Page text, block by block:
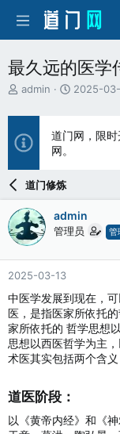
最久远的医
主
发
起
人
admin
开
间
2025-
道门网，限
网。
道门修炼
admin
管理员 管
2025-03-13
中医学发展到现在，
医，是指医家所依托
家所依托的 哲学思想
思想以西医哲学为主
术医其实包括两个含
道医阶段：​
以《黄帝内经》和《